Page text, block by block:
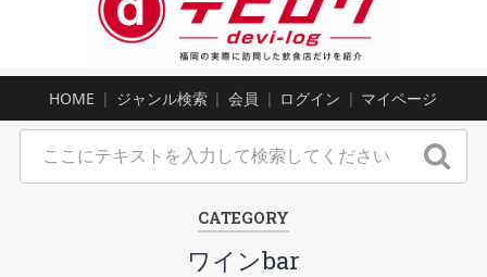
HOME ジャンル検索 会員 ログイン マイページ
CATEGORY
ワインbar